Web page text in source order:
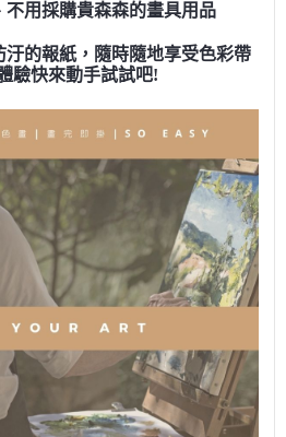
不用採購貴森森的畫具用品
汙的報紙，隨時隨地享受色彩帶
驗快來動手試試吧!